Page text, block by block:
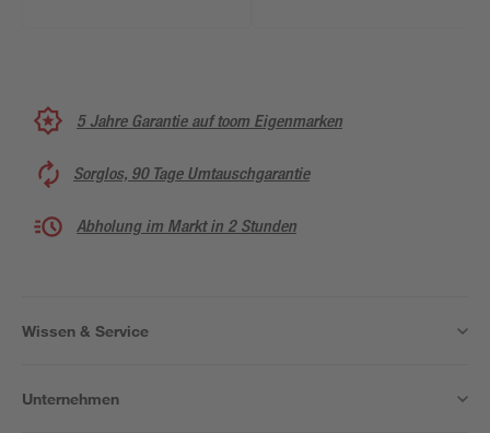
5 Jahre Garantie auf toom Eigenmarken
Sorglos, 90 Tage Umtauschgarantie
Abholung im Markt in 2 Stunden
Wissen & Service
Unternehmen